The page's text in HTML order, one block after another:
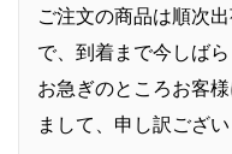
ご注文の商品は順次
で、到着まで今しばら
お急ぎのところお客
まして、申し訳ござい